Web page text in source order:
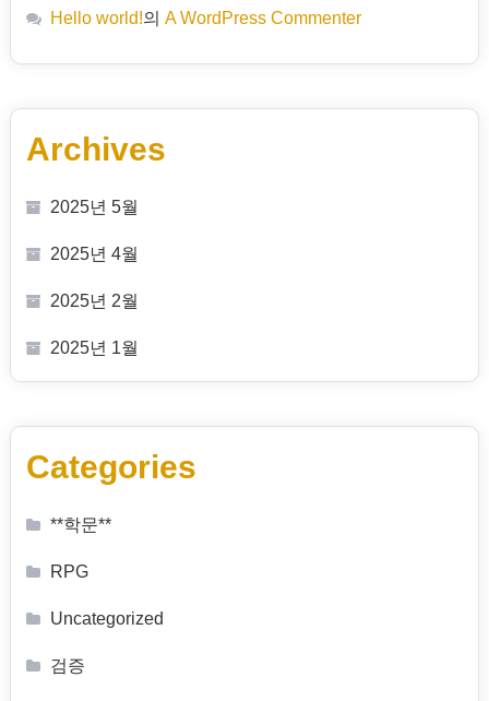
Hello world!의 A WordPress Commenter
Archives
2025년 5월
2025년 4월
2025년 2월
2025년 1월
Categories
**학문**
RPG
Uncategorized
검증